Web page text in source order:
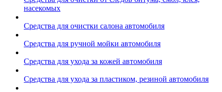
насекомых
Средства для очистки салона автомобиля
Средства для ручной мойки автомобиля
Средства для ухода за кожей автомобиля
Средства для ухода за пластиком, резиной автомобиля